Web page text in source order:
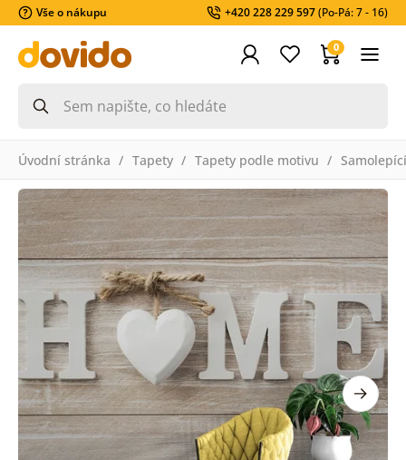
Vše o nákupu +420 228 229 597(Po-Pá: 7 - 16)
0
Úvodní stránka Tapety Tapety podle motivu